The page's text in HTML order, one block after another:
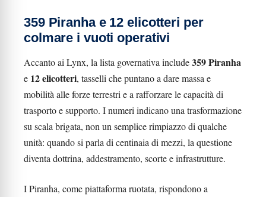
359 Piranha e 12 elicotteri per
colmare i vuoti operativi
Accanto ai Lynx, la lista governativa include359 Piranha
e 12 elicotteri, tasselli che puntano a dare massa e
mobilità alle forze terrestri e a rafforzare le capacità di
trasporto e supporto. I numeri indicano una trasformazione
su scala brigata, non un semplice rimpiazzo di qualche
unità: quando si parla di centinaia di mezzi, la questione
diventa dottrina, addestramento, scorte e infrastrutture.
I Piranha, come piattaforma ruotata, rispondono a